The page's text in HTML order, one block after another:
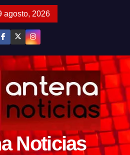
agosto, 2026
Noticias